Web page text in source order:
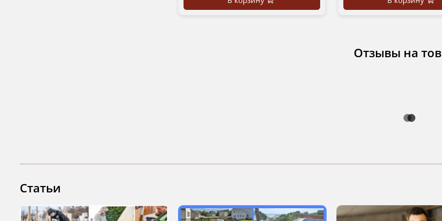
Отзывы на
Статьи